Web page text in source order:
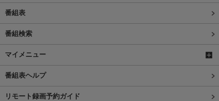
番組表
番組検索
マイメニュー
番組表ヘルプ
リモート録画予約ガイド